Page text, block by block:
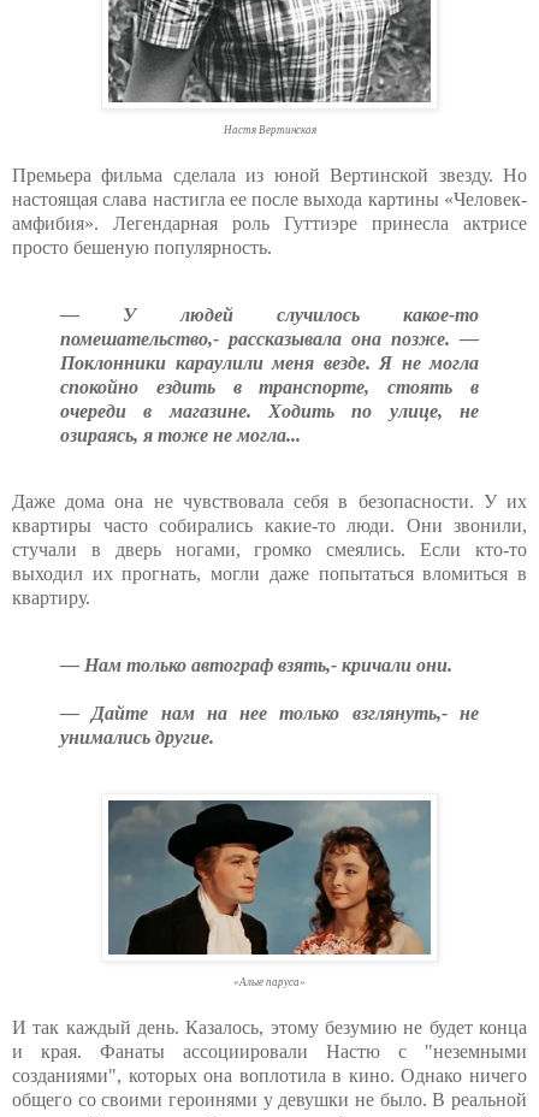
Настя Вертинская
Премьера фильма сделала из юной Вертинской звезду. Но
настоящая слава настигла ее после выхода картины «Человек-
амфибия». Легендарная роль Гуттиэре принесла актрисе
просто бешеную популярность.
— У людей случилось какое-то
помешательство,- рассказывала она позже. —
Поклонники караулили меня везде. Я не могла
спокойно ездить в транспорте, стоять в
очереди в магазине. Ходить по улице, не
озираясь, я тоже не могла...
Даже дома она не чувствовала себя в безопасности. У их
квартиры часто собирались какие-то люди. Они звонили,
стучали в дверь ногами, громко смеялись. Если кто-то
выходил их прогнать, могли даже попытаться вломиться в
квартиру.
— Нам только автограф взять,- кричали они.
— Дайте нам на нее только взглянуть,- не
унимались другие.
«Алые паруса»
И так каждый день. Казалось, этому безумию не будет конца
и края. Фанаты ассоциировали Настю с "неземными
созданиями", которых она воплотила в кино. Однако ничего
общего со своими героинями у девушки не было. В реальной